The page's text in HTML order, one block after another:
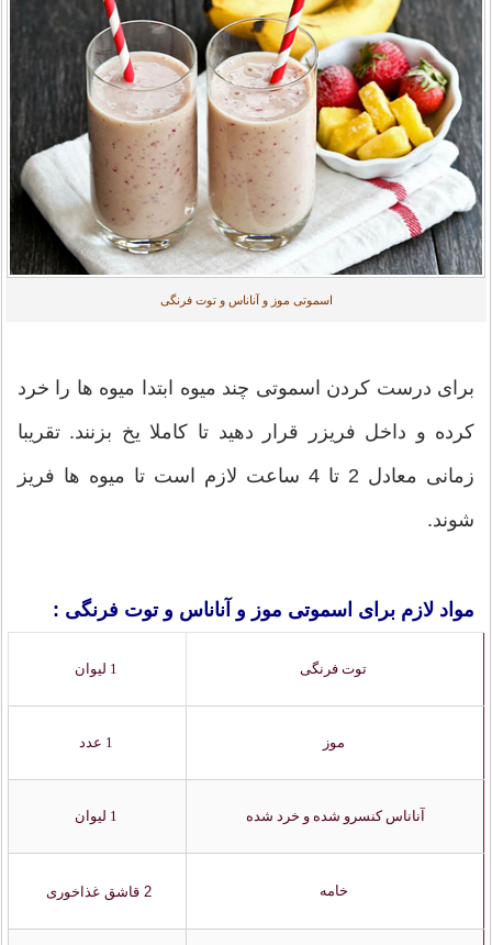
اسموتی موز و آناناس و توت فرنگی
برای درست کردن اسموتی چند میوه ابتدا میوه ها را خرد
کرده و داخل فریزر قرار دهید تا کاملا یخ بزنند. تقریبا
زمانی معادل 2 تا 4 ساعت لازم است تا میوه ها فریز
شوند.
مواد لازم برای اسموتی موز و آناناس و توت فرنگی :
توت فرنگی
موز
آناناس کنسرو شده و خرد شده
خامه 2 قاشق غذاخوری